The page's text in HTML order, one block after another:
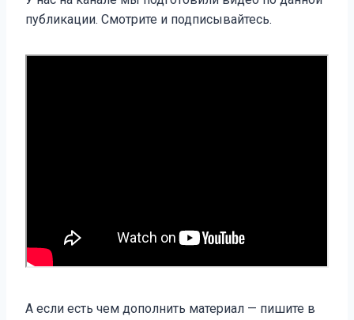
публикации. Смотрите и подписывайтесь.
А если есть чем дополнить материал — пишите в